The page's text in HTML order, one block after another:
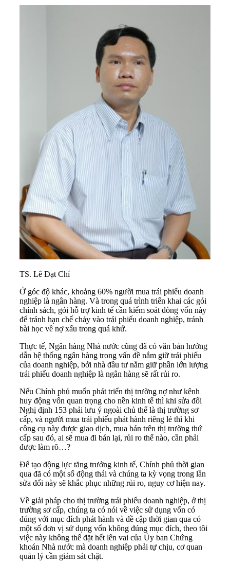
TS. Lê Đạt Chí
Ở góc độ khác, khoảng 60% người mua trái phiếu doanh
nghiệp là ngân hàng. Và trong quá trình triển khai các gói
chính sách, gói hỗ trợ kinh tế cần kiểm soát dòng vốn này
để tránh hạn chế chảy vào trái phiếu doanh nghiệp, tránh
bài học về nợ xấu trong quá khứ.
Thực tế, Ngân hàng Nhà nước cũng đã có văn bản hướng
dẫn hệ thống ngân hàng trong vấn đề nắm giữ trái phiếu
của doanh nghiệp, bởi nhà đầu tư nắm giữ phần lớn lượng
trái phiếu doanh nghiệp là ngân hàng sẽ rất rủi ro.
Nếu Chính phủ muốn phát triển thị trường nợ như kênh
huy động vốn quan trọng cho nền kinh tế thì khi sửa đổi
Nghị định 153 phải lưu ý ngoài chủ thể là thị trường sơ
cấp, và người mua trái phiếu phát hành riêng lẻ thì khi
công cụ này được giao dịch, mua bán trên thị trường thứ
cấp sau đó, ai sẽ mua đi bán lại, rủi ro thế nào, cần phải
được làm rõ…?
Để tạo động lực tăng trưởng kinh tế, Chính phủ thời gian
qua đã có một số động thái và chúng ta kỳ vọng trong lần
sửa đổi này sẽ khắc phục những rủi ro, nguy cơ hiện nay.
Về giải pháp cho thị trường trái phiếu doanh nghiệp, ở thị
trường sơ cấp, chúng ta có nói về việc sử dụng vốn có
đúng với mục đích phát hành và đề cập thời gian qua có
một số đơn vị sử dụng vốn không đúng mục đích, theo tôi
việc này không thể đặt hết lên vai của Ủy ban Chứng
khoán Nhà nước mà doanh nghiệp phải tự chịu, cơ quan
quản lý cần giám sát chặt.